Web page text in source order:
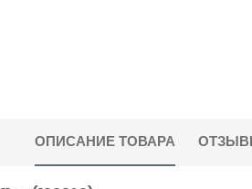
ОПИСАНИЕ ТОВАРА